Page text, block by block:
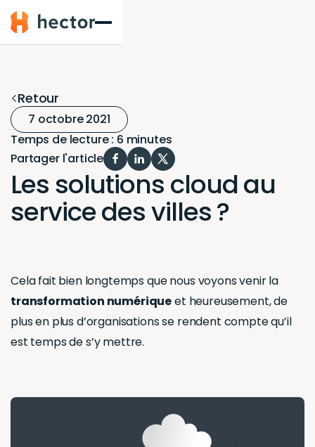
Hector
Retour
7 octobre 2021
Temps de lecture : 6 minutes
Partager l'article
Les solutions cloud au
service des villes ?
Cela fait bien longtemps que nous voyons venir la
transformation numériqueet heureusement, de
plus en plus d’organisations se rendent compte qu’il
est temps de s’y mettre.